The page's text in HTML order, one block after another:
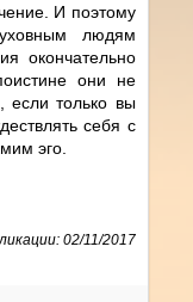
И поэтому
людям
окончательно
они не
если только вы
себя с
эго.
02/11/2017